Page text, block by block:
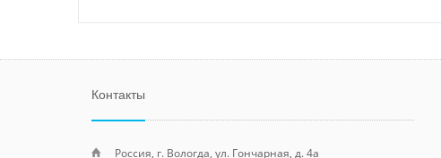
Контакты
Россия, г. Вологда, ул. Гончарная, д. 4а